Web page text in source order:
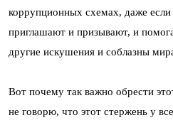
коррупционных схемах, даже если
приглашают и призывают, и
другие искушения и соблазны
Вот почему так важно обрести
не говорю, что этот стержень у